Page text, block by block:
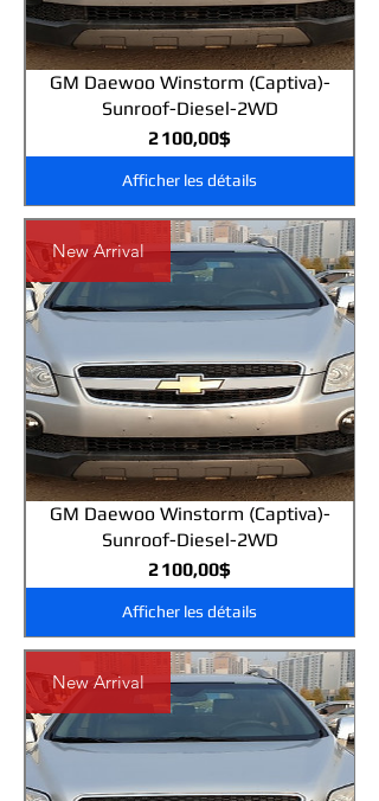
GM Daewoo Winstorm (Captiva)-
Sunroof-Diesel-2WD
2 100,00$Prix
Afficher les détails
New Arrival
GM Daewoo Winstorm (Captiva)-
Sunroof-Diesel-2WD
2 100,00$Prix
Afficher les détails
New Arrival